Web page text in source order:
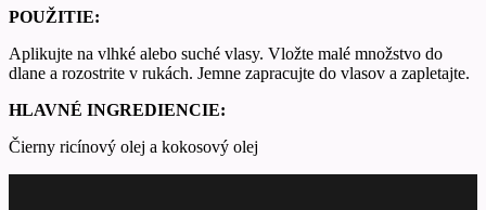
POUŽITIE:
Aplikujte na vlhké alebo suché vlasy. Vložte malé množstvo do
dlane a rozostrite v rukách. Jemne zapracujte do vlasov a zapletajte.
HLAVNÉ INGREDIENCIE:
Čierny ricínový olej a kokosový olej